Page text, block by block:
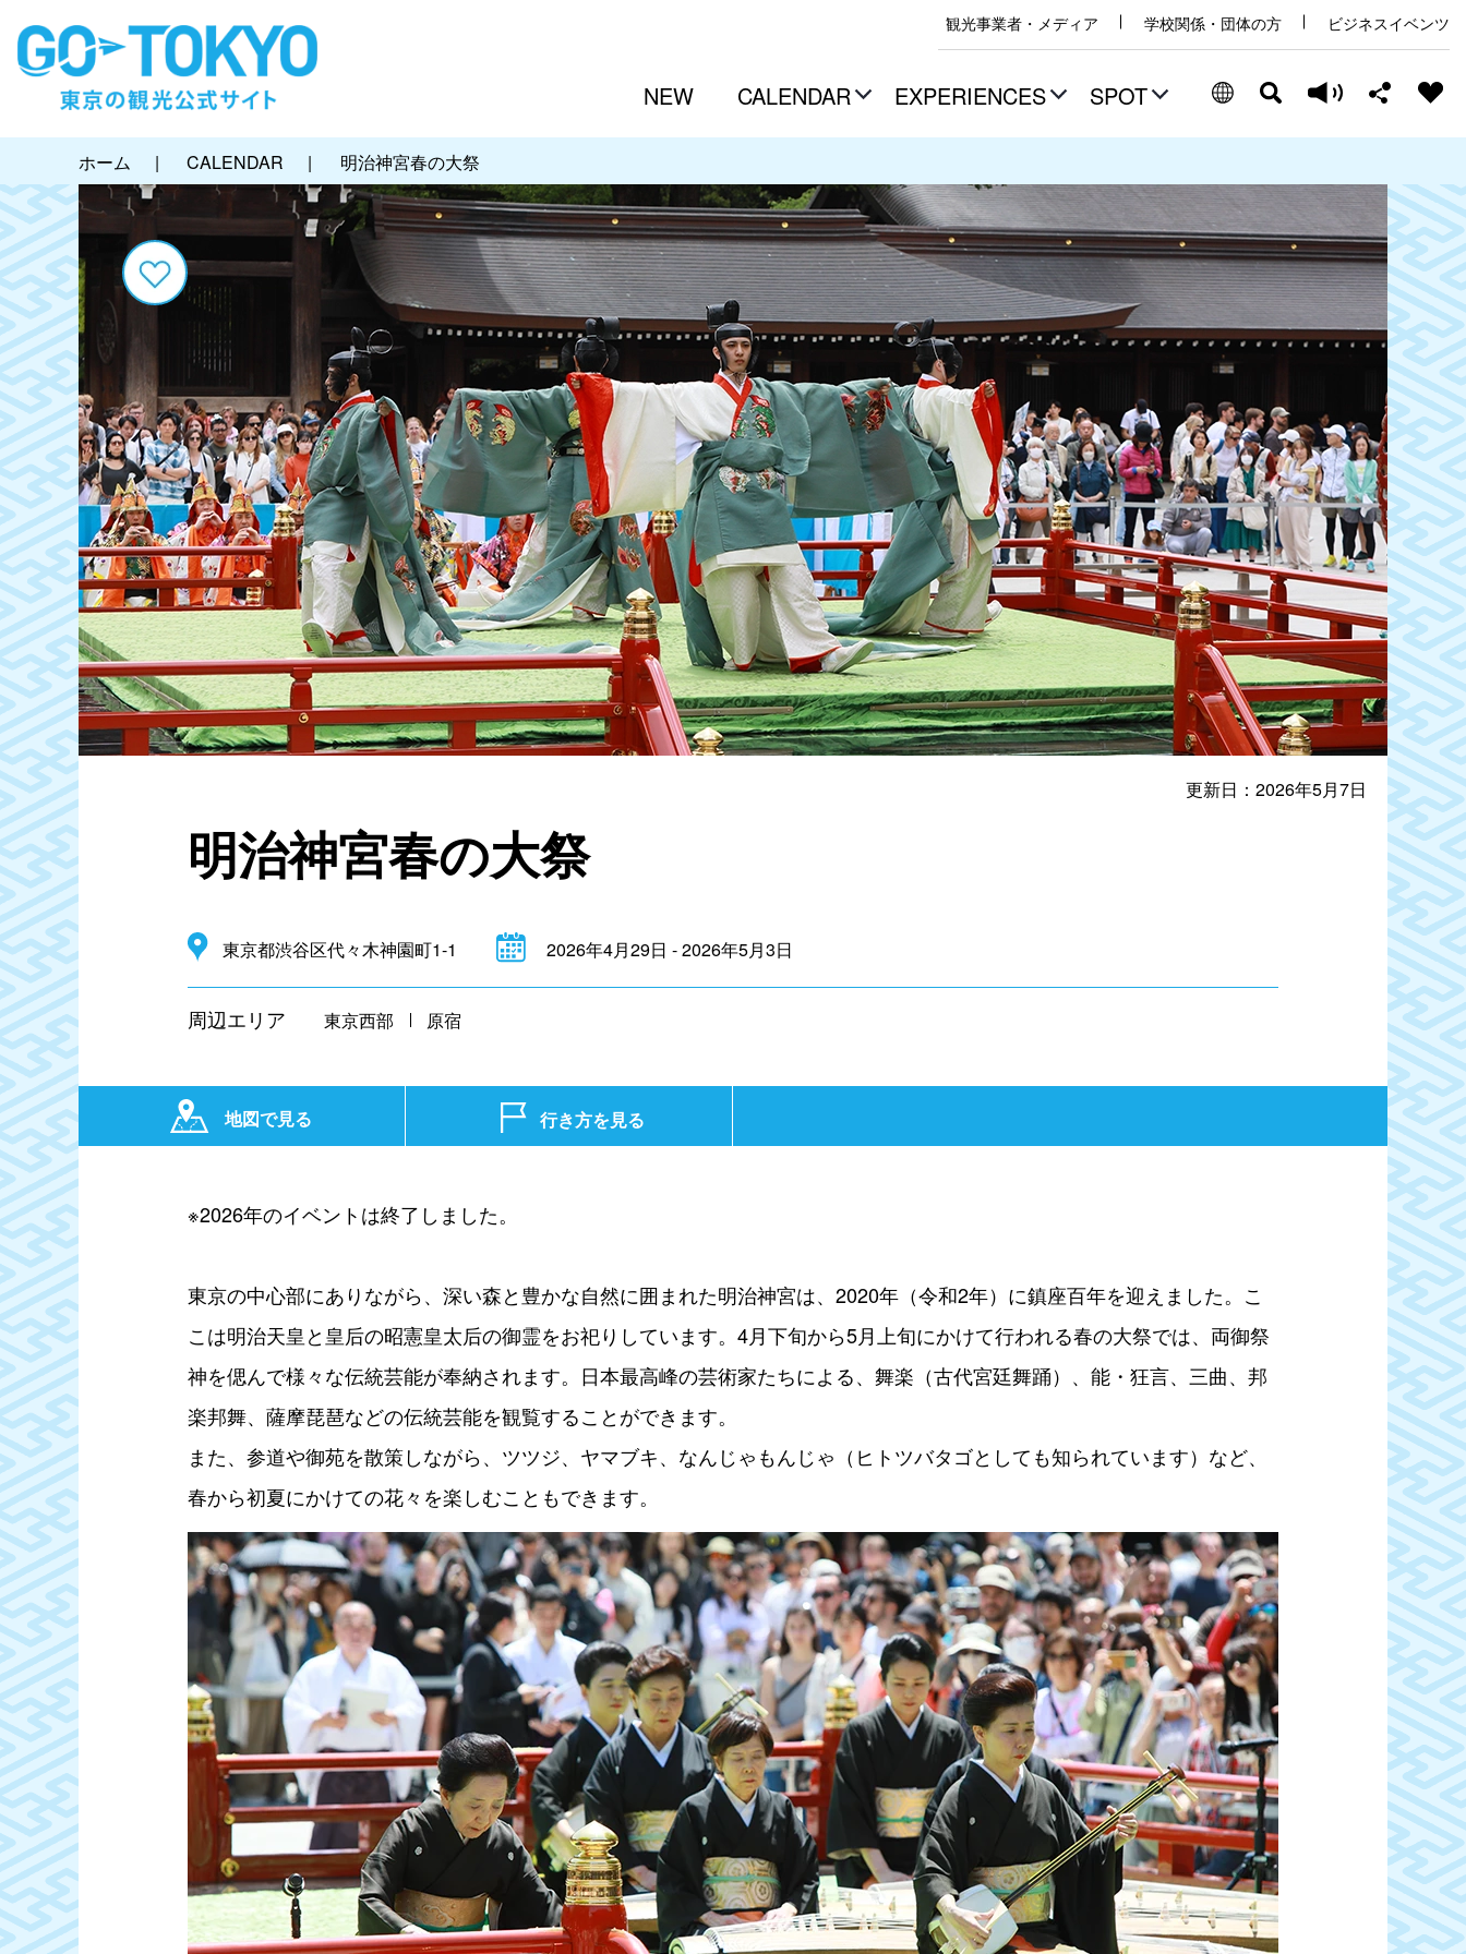
観光事業者・メディア 学校関係・団体の方 ビジネスイベンツ
NEW CALENDAR EXPERIENCES SPOT
ホーム | CALENDAR | 明治神宮春の大祭
更新日：2026年5月7日
明治神宮春の大祭
東京都渋谷区代々木神園町1-1 2026年4月29日 - 2026年5月3日
周辺エリア 東京西部 原宿
地図で見る 行き方を見る
※2026年のイベントは終了しました。
東京の中心部にありながら、深い森と豊かな自然に囲まれた明治神宮は、2020年（令和2年）に鎮座百年を迎えました。こ
こは明治天皇と皇后の昭憲皇太后の御霊をお祀りしています。4月下旬から5月上旬にかけて行われる春の大祭では、両御祭
神を偲んで様々な伝統芸能が奉納されます。日本最高峰の芸術家たちによる、舞楽（古代宮廷舞踊）、能・狂言、三曲、邦
楽邦舞、薩摩琵琶などの伝統芸能を観覧することができます。
また、参道や御苑を散策しながら、ツツジ、ヤマブキ、なんじゃもんじゃ（ヒトツバタゴとしても知られています）など、
春から初夏にかけての花々を楽しむこともできます。